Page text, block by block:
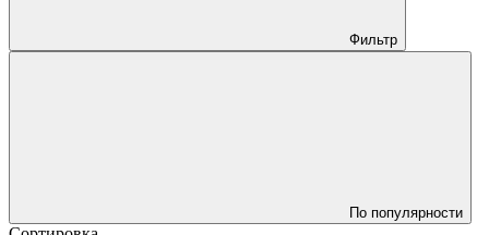
Фильтр
По популярности